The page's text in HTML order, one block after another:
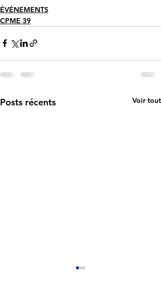
ÉVÉNEMENTS
CPME 39
Posts récents Voir tout